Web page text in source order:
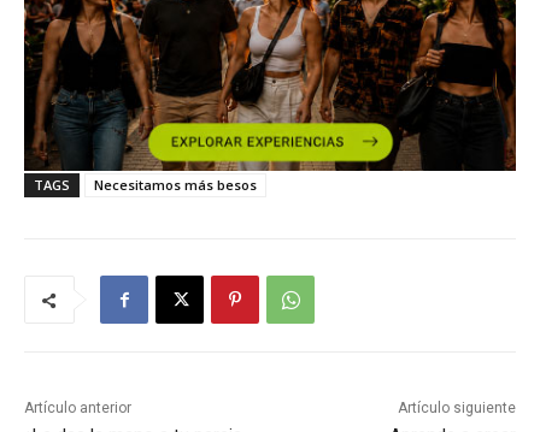
TAGS Necesitamos más besos
Artículo anterior Artículo siguiente